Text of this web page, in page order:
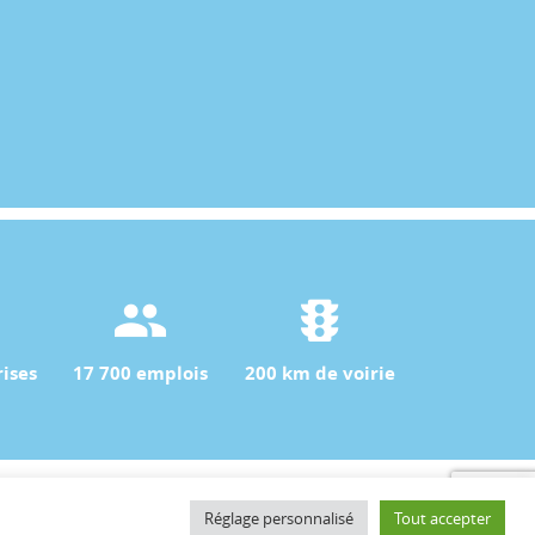
17 700 emplois 200 km de voirie
Réglage personnalisé Tout accepter